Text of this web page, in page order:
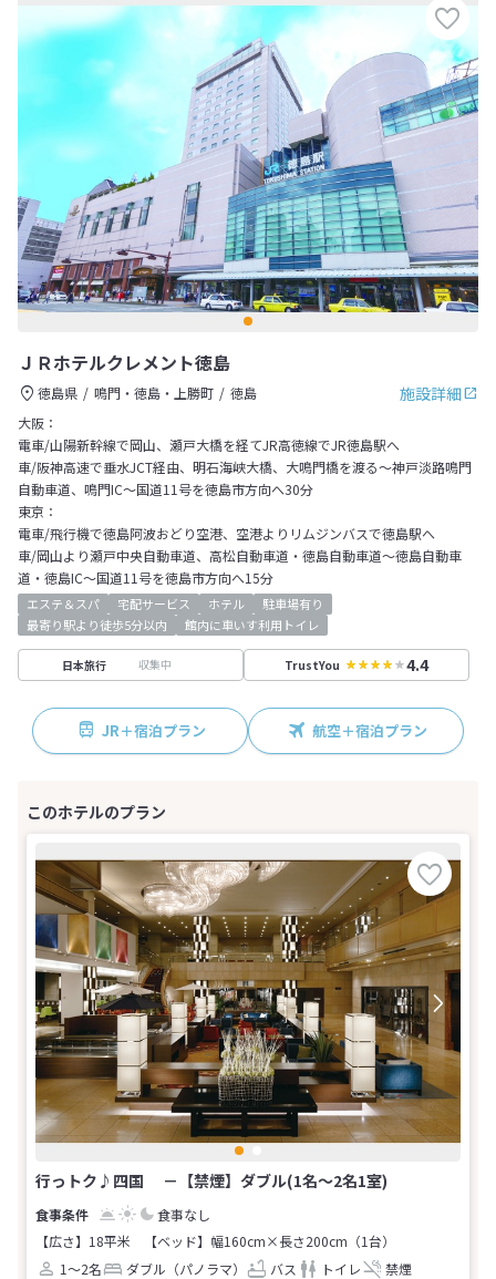
ＪＲホテルクレメント徳島
施設詳細
徳島県 鳴門・徳島・上勝町
徳島
大阪：
電車/山陽新幹線で岡山、瀬戸大橋を経てJR高徳線でJR徳島駅へ
車/阪神高速で垂水JCT経由、明石海峡大橋、大鳴門橋を渡る～神戸淡路鳴門
自動車道、鳴門IC～国道11号を徳島市方向へ30分
東京：
電車/飛行機で徳島阿波おどり空港、空港よりリムジンバスで徳島駅へ
車/岡山より瀬戸中央自動車道、高松自動車道・徳島自動車道～徳島自動車
道・徳島IC～国道11号を徳島市方向へ15分
エステ＆スパ 宅配サービス ホテル
駐車場有り
最寄り駅より徒歩5分以内
館内に車いす利用トイレ
日本旅行 収集中 TrustYou 4.4
JR＋宿泊プラン 航空＋宿泊プラン
行っトク♪四国 －【禁煙】ダブル(1名～2名1室)
食事なし
【広さ】18平米
【ベッド】幅160cm×長さ200cm（1台）
1～2名
ダブル（パノラマ） バス トイレ 禁煙